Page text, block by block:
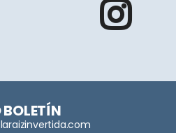
BOLETÍN